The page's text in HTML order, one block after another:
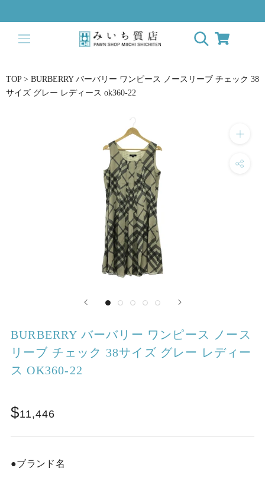
to
content
TOP > BURBERRY バーバリー ワンピース ノースリーブ チェック 38
サイズ グレー レディース ok360-22
BURBERRY バーバリー ワンピース ノース
リーブ チェック 38サイズ グレー レディー
ス OK360-22
11,446
●ブランド名